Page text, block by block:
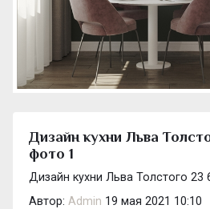
Дизайн кухни Льва
фото 1
Дизайн кухни Льва Толстого 23
Автор: Admin 19 мая 2021 10:10